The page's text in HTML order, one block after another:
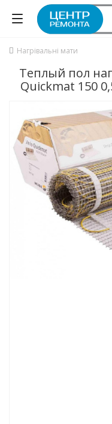
Нагрівальні мати
Теплый пол
Quickmat 150